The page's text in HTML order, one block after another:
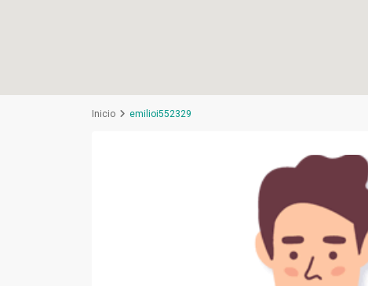
Inicio emilioi552329